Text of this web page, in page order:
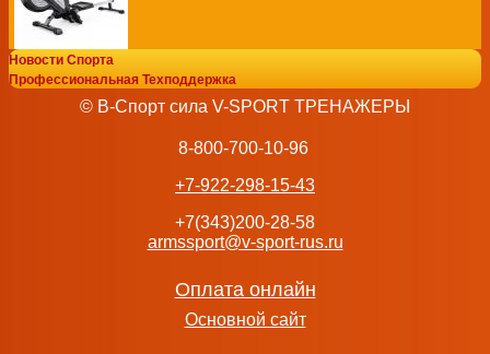
Гребной тренажер DFC SMOOKY H5 домашний ременной
21 990 руб.
добавить в заказ
Водный гребной тренажер DFC PoMt PMWR2020 для
Новости Спорта
Профессиональная Техподдержка
© В-Спорт сила V-SPORT ТРЕНАЖЕРЫ
8-800-700-10-96
+7-922-298-15-43
+7(343)200-28-58
armssport@v-sport-rus.ru
Оплата онлайн
Основной сайт